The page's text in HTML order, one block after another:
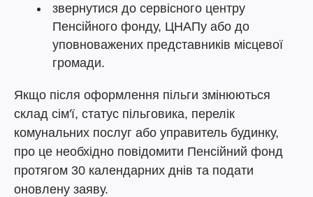
звернутися до сервісного центру
Пенсійного фонду, ЦНАПу або до
уповноважених представників місцевої
громади.
Якщо після оформлення пільги змінюються
склад сім'ї, статус пільговика, перелік
комунальних послуг або управитель будинку,
про це необхідно повідомити Пенсійний фонд
протягом 30 календарних днів та подати
оновлену заяву.